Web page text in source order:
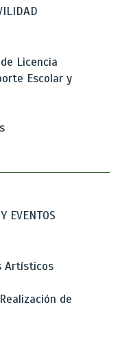
Licencia
Escolar y
EVENTOS
Artísticos
de